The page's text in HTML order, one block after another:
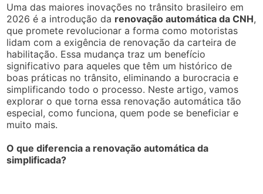
Uma das maiores inovações no trânsito brasileiro em
2026 é a introdução da renovação automática da CNH,
que promete revolucionar a forma como motoristas
lidam com a exigência de renovação da carteira de
habilitação. Essa mudança traz um benefício
significativo para aqueles que têm um histórico de
boas práticas no trânsito, eliminando a burocracia e
simplificando todo o processo. Neste artigo, vamos
explorar o que torna essa renovação automática tão
especial, como funciona, quem pode se beneficiar e
muito mais.
O que diferencia a renovação automática da
simplificada?